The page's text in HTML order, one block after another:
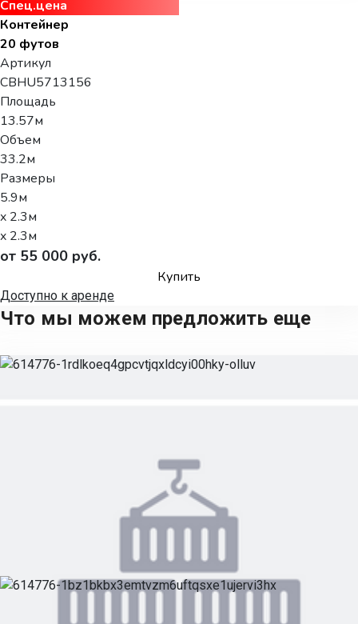
Спец.цена
Контейнер
20 футов
Артикул
CBHU5713156
Площадь
13.57м
Объем
33.2м
Размеры
5.9м
x 2.3м
x 2.3м
от 55 000 руб.
Купить
Доступно к аренде
Что мы можем предложить еще